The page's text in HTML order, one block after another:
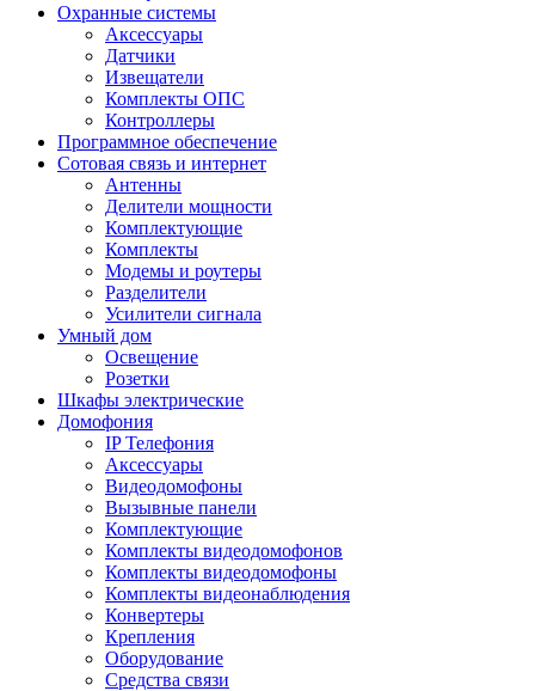
Охранные системы
Аксессуары
Датчики
Извещатели
Комплекты ОПС
Контроллеры
Программное обеспечение
Сотовая связь и интернет
Антенны
Делители мощности
Комплектующие
Комплекты
Модемы и роутеры
Разделители
Усилители сигнала
Умный дом
Освещение
Розетки
Шкафы электрические
Домофония
IP Телефония
Аксессуары
Видеодомофоны
Вызывные панели
Комплектующие
Комплекты видеодомофонов
Комплекты видеодомофоны
Комплекты видеонаблюдения
Конвертеры
Крепления
Оборудование
Средства связи